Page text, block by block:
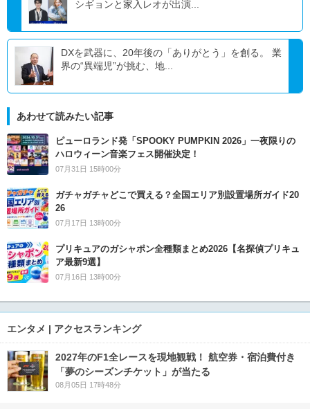
シギョンと家入レオが出演...
DXを武器に、20年後の「ありがとう」を創る。 業
界の“異端児”が挑む、地...
あわせて読みたい記事
ピューロランド発「SPOOKY PUMPKIN 2026」一夜限りの
ハロウィーン音楽フェス開催決定！
07月31日 15時00分
ガチャガチャどこで買える？全国エリア別設置場所ガイド20
26
07月17日 13時00分
プリキュアのガシャポン全種類まとめ2026【名探偵プリキュ
ア最新9選】
07月16日 13時00分
エンタメ | アクセスランキング
2027年のF1全レースを現地観戦！ 航空券・宿泊費付き
「夢のシーズンチケット」が当たる
08月05日 17時48分